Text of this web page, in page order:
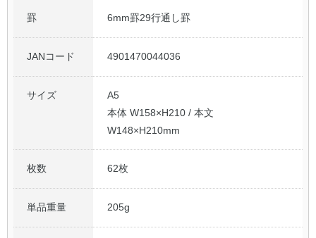
罫 6mm罫29行通し罫
JANコード 4901470044036
サイズ
A5
本体 W158×H210 / 本文
W148×H210mm
枚数 62枚
単品重量 205g